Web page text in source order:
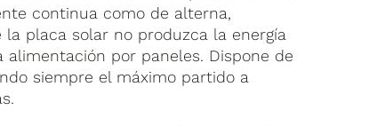
continua como de alterna,
placa solar no produzca la energía
por paneles. Dispone de
siempre el máximo partido a